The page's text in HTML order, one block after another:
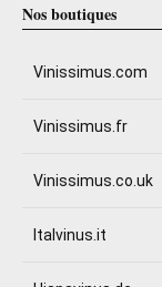
Nos boutiques
Vinissimus.com
Vinissimus.fr
Vinissimus.co.uk
Italvinus.it